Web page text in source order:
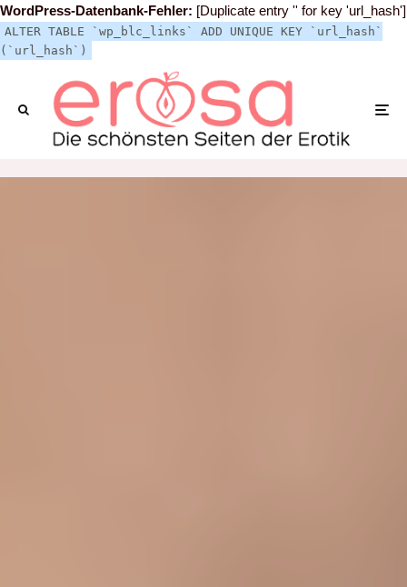
WordPress-Datenbank-Fehler: [Duplicate entry '' for key 'url_hash']
ALTER TABLE `wp_blc_links` ADD UNIQUE KEY `url_hash`
(`url_hash`)